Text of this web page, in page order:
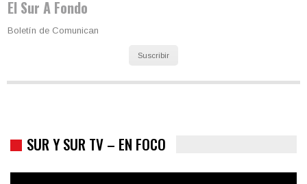
SUR Y SUR TV – EN FOCO